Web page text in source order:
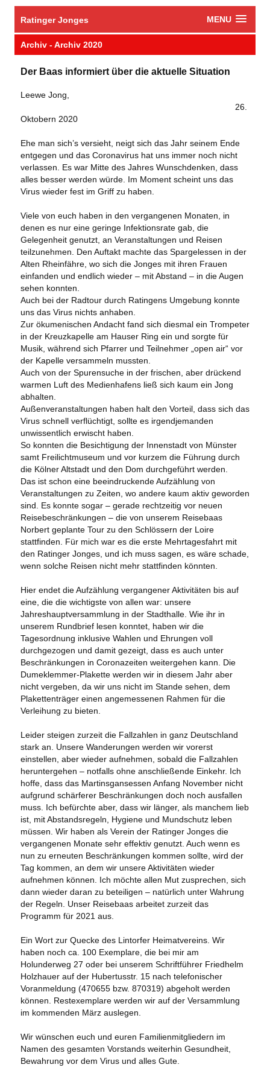
Ratinger Jonges MENU
​Archiv - Archiv 2020
​Der Baas informiert über die aktuelle Situation
​Leewe Jong,
​26.
Oktobern 2020
​Ehe man sich’s versieht, neigt sich das Jahr seinem Ende
entgegen und das Coronavirus hat uns immer noch nicht
verlassen. Es war Mitte des Jahres Wunschdenken, dass
alles besser werden würde. Im Moment scheint uns das
Virus wieder fest im Griff zu haben.
Viele von euch haben in den vergangenen Monaten, in
denen es nur eine geringe Infektionsrate gab, die
Gelegenheit genutzt, an Veranstaltungen und Reisen
teilzunehmen. Den Auftakt machte das Spargelessen in der
Alten Rheinfähre, wo sich die Jonges mit ihren Frauen
einfanden und endlich wieder – mit Abstand – in die Augen
sehen konnten.
Auch bei der Radtour durch Ratingens Umgebung konnte
uns das Virus nichts anhaben.
Zur ökumenischen Andacht fand sich diesmal ein Trompeter
in der Kreuzkapelle am Hauser Ring ein und sorgte für
Musik, während sich Pfarrer und Teilnehmer „open air“ vor
der Kapelle versammeln mussten.
Auch von der Spurensuche in der frischen, aber drückend
warmen Luft des Medienhafens ließ sich kaum ein Jong
abhalten.
Außenveranstaltungen haben halt den Vorteil, dass sich das
Virus schnell verflüchtigt, sollte es irgendjemanden
unwissentlich erwischt haben.
So konnten die Besichtigung der Innenstadt von Münster
samt Freilichtmuseum und vor kurzem die Führung durch
die Kölner Altstadt und den Dom durchgeführt werden.
Das ist schon eine beeindruckende Aufzählung von
Veranstaltungen zu Zeiten, wo andere kaum aktiv geworden
sind. Es konnte sogar – gerade rechtzeitig vor neuen
Reisebeschränkungen – die von unserem Reisebaas
Norbert geplante Tour zu den Schlössern der Loire
stattfinden. Für mich war es die erste Mehrtagesfahrt mit
den Ratinger Jonges, und ich muss sagen, es wäre schade,
wenn solche Reisen nicht mehr stattfinden könnten.
Hier endet die Aufzählung vergangener Aktivitäten bis auf
eine, die die wichtigste von allen war: unsere
Jahreshauptversammlung in der Stadthalle. Wie ihr in
unserem Rundbrief lesen konntet, haben wir die
Tagesordnung inklusive Wahlen und Ehrungen voll
durchgezogen und damit gezeigt, dass es auch unter
Beschränkungen in Coronazeiten weitergehen kann. Die
Dumeklemmer-Plakette werden wir in diesem Jahr aber
nicht vergeben, da wir uns nicht im Stande sehen, dem
Plakettenträger einen angemessenen Rahmen für die
Verleihung zu bieten.
Leider steigen zurzeit die Fallzahlen in ganz Deutschland
stark an. Unsere Wanderungen werden wir vorerst
einstellen, aber wieder aufnehmen, sobald die Fallzahlen
heruntergehen – notfalls ohne anschließende Einkehr. Ich
hoffe, dass das Martinsgansessen Anfang November nicht
aufgrund schärferer Beschränkungen doch noch ausfallen
muss. Ich befürchte aber, dass wir länger, als manchem lieb
ist, mit Abstandsregeln, Hygiene und Mundschutz leben
müssen. Wir haben als Verein der Ratinger Jonges die
vergangenen Monate sehr effektiv genutzt. Auch wenn es
nun zu erneuten Beschränkungen kommen sollte, wird der
Tag kommen, an dem wir unsere Aktivitäten wieder
aufnehmen können. Ich möchte allen Mut zusprechen, sich
dann wieder daran zu beteiligen – natürlich unter Wahrung
der Regeln. Unser Reisebaas arbeitet zurzeit das
Programm für 2021 aus.
Ein Wort zur Quecke des Lintorfer Heimatvereins. Wir
haben noch ca. 100 Exemplare, die bei mir am
Holunderweg 27 oder bei unserem Schriftführer Friedhelm
Holzhauer auf der Hubertusstr. 15 nach telefonischer
Voranmeldung (470655 bzw. 870319) abgeholt werden
können. Restexemplare werden wir auf der Versammlung
im kommenden März auslegen.
Wir wünschen euch und euren Familienmitgliedern im
Namen des gesamten Vorstands weiterhin Gesundheit,
Bewahrung vor dem Virus und alles Gute.